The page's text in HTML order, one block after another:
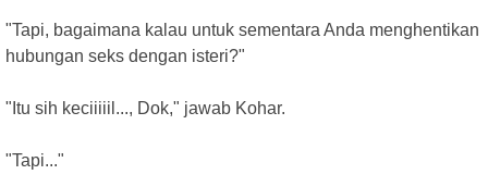
"Tapi, bagaimana kalau untuk sementara Anda menghentikan
hubungan seks dengan isteri?"
"Itu sih keciiiiil..., Dok," jawab Kohar.
"Tapi..."